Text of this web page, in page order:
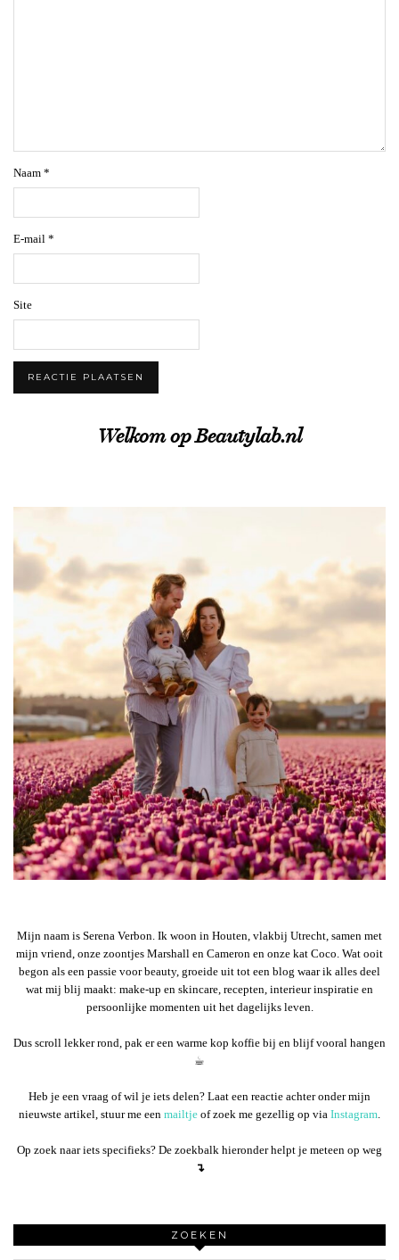
Naam *
E-mail *
Site
Welkom op Beautylab.nl
Mijn naam is Serena Verbon. Ik woon in Houten, vlakbij Utrecht, samen met
mijn vriend, onze zoontjes Marshall en Cameron en onze kat Coco. Wat ooit
begon als een passie voor beauty, groeide uit tot een blog waar ik alles deel
wat mij blij maakt: make-up en skincare, recepten, interieur inspiratie en
persoonlijke momenten uit het dagelijks leven.
Dus scroll lekker rond, pak er een warme kop koffie bij en blijf vooral hangen
☕︎
Heb je een vraag of wil je iets delen? Laat een reactie achter onder mijn
nieuwste artikel, stuur me een mailtje of zoek me gezellig op via Instagram.
Op zoek naar iets specifieks? De zoekbalk hieronder helpt je meteen op weg
↴
ZOEKEN